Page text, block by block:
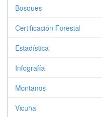
Bosques
Certificación Forestal
Estadística
Infografía
Montanos
Vicuña